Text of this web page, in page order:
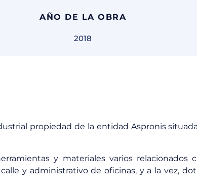
AÑO DE LA OBRA
2018
propiedad de la entidad Aspronis
y materiales varios relacionados
y administrativo de oficinas, y a la vez,